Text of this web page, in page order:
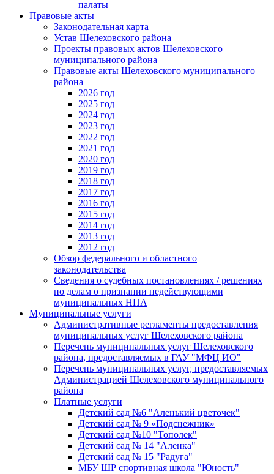
палаты
Правовые акты
Законодательная карта
Устав Шелеховского района
Проекты правовых актов Шелеховского
муниципального района
Правовые акты Шелеховского муниципального
района
2026 год
2025 год
2024 год
2023 год
2022 год
2021 год
2020 год
2019 год
2018 год
2017 год
2016 год
2015 год
2014 год
2013 год
2012 год
Обзор федерального и областного
законодательства
Сведения о судебных постановлениях / решениях
по делам о признании недействующими
муниципальных НПА
Муниципальные услуги
Административные регламенты предоставления
муниципальных услуг Шелеховского района
Перечень муниципальных услуг Шелеховского
района, предоставляемых в ГАУ "МФЦ ИО"
Перечень муниципальных услуг, предоставляемых
Администрацией Шелеховского муниципального
района
Платные услуги
Детский сад №6 "Аленький цветочек"
Детский сад № 9 «Подснежник»
Детский сад №10 "Тополек"
Детский сад № 14 "Аленка"
Детский сад № 15 "Радуга"
МБУ ШР спортивная школа "Юность"